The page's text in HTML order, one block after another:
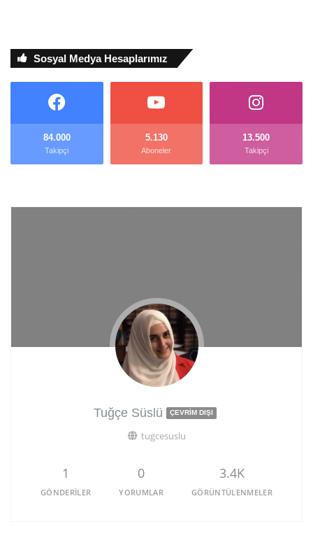
Sosyal Medya Hesaplarımız
84.000
Takipçi
5.130
Aboneler
13.500
Takipçi
Tuğçe Süslü ÇEVRIM DIŞI
tugcesuslu
1
GÖNDERILER
0
YORUMLAR
3.4K
GÖRÜNTÜLENMELER